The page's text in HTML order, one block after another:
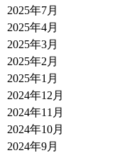
2025年7月
2025年4月
2025年3月
2025年2月
2025年1月
2024年12月
2024年11月
2024年10月
2024年9月